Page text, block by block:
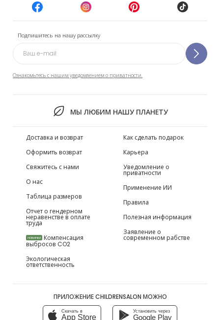
Подпишитесь на нашу рассылку
Ознакомьтесь с нашим уведомлением о приватности.
МЫ ЛЮБИМ НАШУ ПЛАНЕТУ
Доставка и возврат
Оформить возврат
Свяжитесь с нами
О нас
Таблица размеров
Отчет о гендерном
неравенстве в оплате
труда
НОВИНКИ Компенсация
выбросов CO2
Экологическая
ответственность
Как сделать подарок
Карьера
Уведомление о
приватности
Применение ИИ
Правила
Полезная информация
Заявление о
современном рабстве
ПРИЛОЖЕНИЕ CHILDRENSALON МОЖНО
Скачать в
App Store
Установить через
Google Play